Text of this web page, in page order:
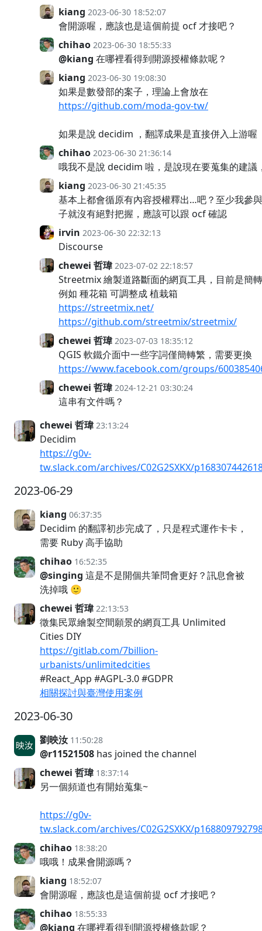
kiang 2023-06-30 18:52:07
會開源喔，應該也是這個前提 ocf 才接吧？
chihao 2023-06-30 18:55:33
@kiang 在哪裡看得到開源授權條款呢？
kiang 2023-06-30 19:08:30
如果是數發部的案子，理論上會放在
https://github.com/moda-gov-tw/
如果是說 decidim ，翻譯成果是直接併入上游喔
chihao 2023-06-30 21:36:14
哦我不是說 decidim 啦，是說現在要蒐集的建議
kiang 2023-06-30 21:45:35
基本上都會循原有內容授權釋出…吧？至少我參
子就沒有絕對把握，應該可以跟 ocf 確認
irvin 2023-06-30 22:32:13
Discourse
chewei 哲瑋 2023-07-02 22:18:57
Streetmix 繪製道路斷面的網頁工具，目前是簡
例如 種花箱 可調整成 植栽箱
https://streetmix.net/
https://github.com/streetmix/streetmix/
chewei 哲瑋 2023-07-03 18:35:12
QGIS 軟鐵介面中一些字詞僅簡轉繁，需要更換
https://www.facebook.com/groups/
chewei 哲瑋 2024-12-21 03:30:24
這串有文件嗎？
chewei 哲瑋 23:13:24
Decidim
https://g0v-
tw.slack.com/archives/C02G2SXKX/
2023-06-29
kiang 06:37:35
Decidim 的翻譯初步完成了，只是程式運作卡卡，
需要 Ruby 高手協助
chihao 16:52:35
@singing 這是不是開個共筆問會更好？訊息會被
洗掉哦 🙂
chewei 哲瑋 22:13:53
徵集民眾繪製空間願景的網頁工具 Unlimited
Cities DIY
https://gitlab.com/7billion-
urbanists/unlimitedcities
#React_App #AGPL-3.0 #GDPR
相關探討與臺灣使用案例
2023-06-30
劉映汝 11:50:28
@r11521508 has joined the channel
chewei 哲瑋 18:37:14
另一個頻道也有開始蒐集~
https://g0v-
tw.slack.com/archives/C02G2SXKX/
chihao 18:38:20
哦哦！成果會開源嗎？
kiang 18:52:07
會開源喔，應該也是這個前提 ocf 才接吧？
chihao 18:55:33
@kiang 在哪裡看得到開源授權條款呢？